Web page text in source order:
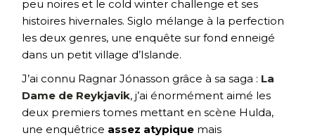
peu noires et le cold winter challenge et ses
histoires hivernales. Siglo mélange à la perfection
les deux genres, une enquête sur fond enneigé
dans un petit village d’Islande.
J’ai connu Ragnar Jónasson grâce à sa saga : La
Dame de Reykjavik, j’ai énormément aimé les
deux premiers tomes mettant en scène Hulda,
une enquêtrice assez atypique mais